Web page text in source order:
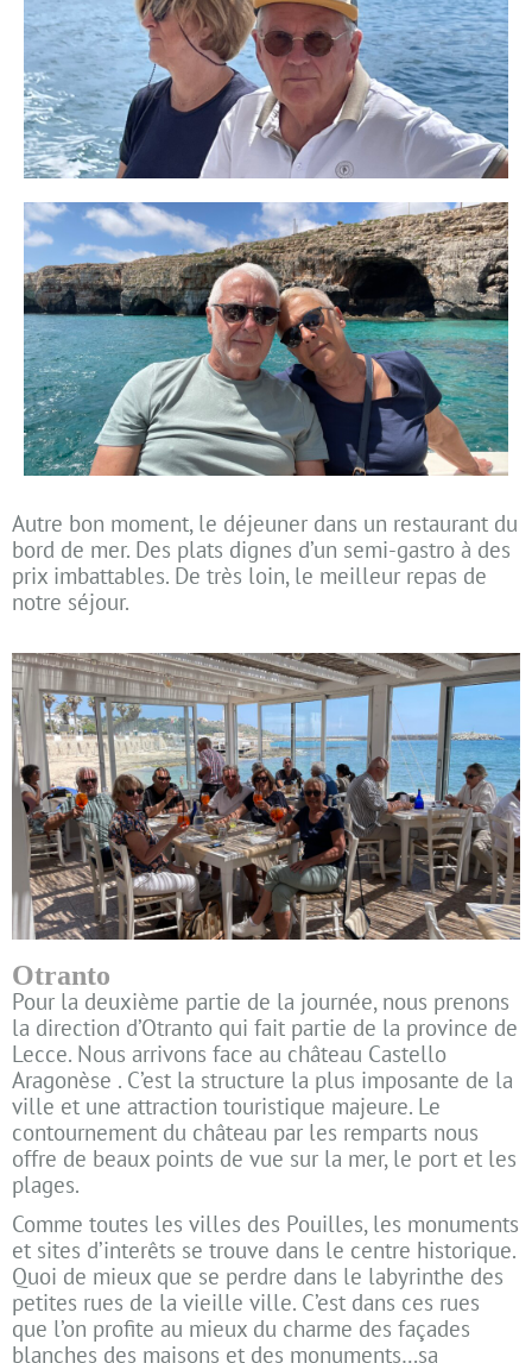
Autre bon moment, le déjeuner dans un restaurant du
bord de mer. Des plats dignes d’un semi-gastro à des
prix imbattables. De très loin, le meilleur repas de
notre séjour.
Otranto
Pour la deuxième partie de la journée, nous prenons
la direction d’Otranto qui fait partie de la province de
Lecce. Nous arrivons face au château Castello
Aragonèse . C’est la structure la plus imposante de la
ville et une attraction touristique majeure. Le
contournement du château par les remparts nous
offre de beaux points de vue sur la mer, le port et les
plages.
Comme toutes les villes des Pouilles, les monuments
et sites d’interêts se trouve dans le centre historique.
Quoi de mieux que se perdre dans le labyrinthe des
petites rues de la vieille ville. C’est dans ces rues
que l’on profite au mieux du charme des façades
blanches des maisons et des monuments…sa